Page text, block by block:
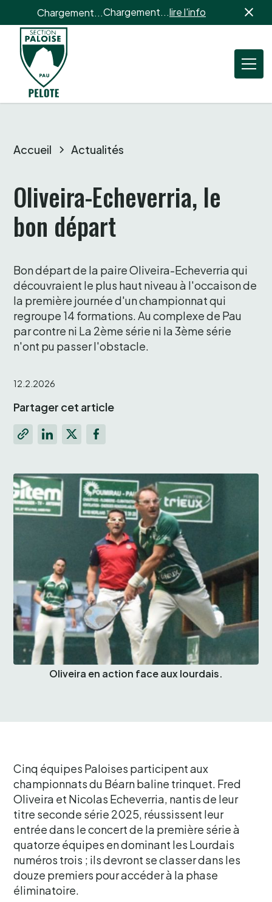
Chargement...Chargement...lire l'info
Accueil Actualités
Oliveira-Echeverria, le
bon départ
Bon départ de la paire Oliveira-Echeverria qui
découvraient le plus haut niveau à l'occaison de
la première journée d'un championnat qui
regroupe 14 formations. Au complexe de Pau
par contre ni La 2ème série ni la 3ème série
n'ont pu passer l'obstacle.
12.2.2026
Partager cet article
Oliveira en action face aux lourdais.
Cinq équipes Paloises participent aux
championnats du Béarn baline trinquet. Fred
Oliveira et Nicolas Echeverria, nantis de leur
titre seconde série 2025, réussissent leur
entrée dans le concert de la première série à
quatorze équipes en dominant les Lourdais
numéros trois ; ils devront se classer dans les
douze premiers pour accéder à la phase
éliminatoire.